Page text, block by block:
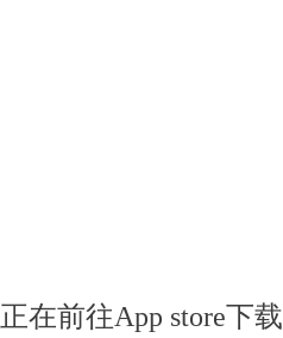
正在前往App store下载